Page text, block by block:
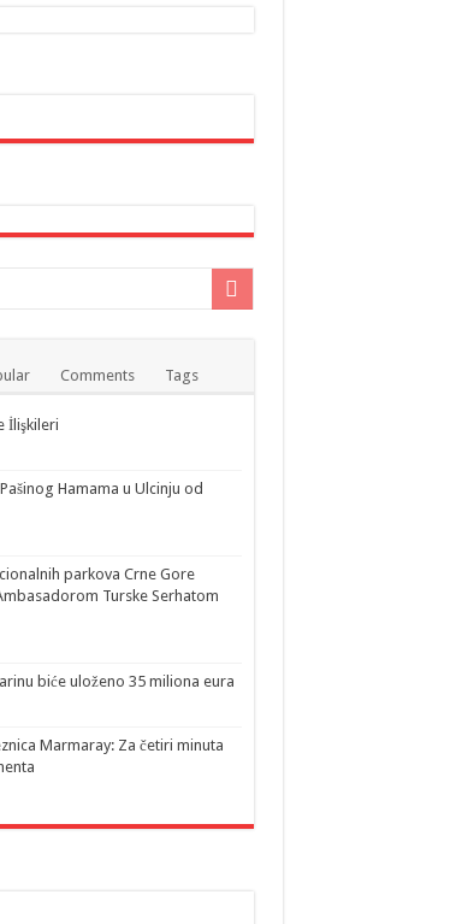
Comments Tags
İlişkileri
Hamama u Ulcinju od
parkova Crne Gore
Turske Serhatom
biće uloženo 35 miliona eura
Marmaray: Za četiri minuta